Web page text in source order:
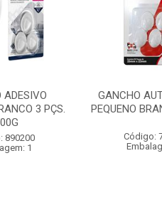
ADESIVO
3 PÇS.
890200
1
GANCHO
PEQUENO
Código: